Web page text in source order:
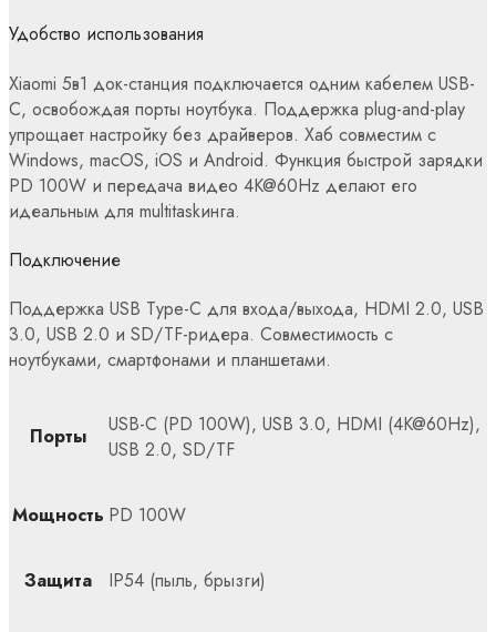
Удобство использования
Xiaomi 5в1 док-станция подключается одним кабелем USB-
C, освобождая порты ноутбука. Поддержка plug-and-play
упрощает настройку без драйверов. Хаб совместим с
Windows, macOS, iOS и Android. Функция быстрой зарядки
PD 100W и передача видео 4K@60Hz делают его
идеальным для multitaskинга.
Подключение
Поддержка USB Type-C для входа/выхода, HDMI 2.0, USB
3.0, USB 2.0 и SD/TF-ридера. Совместимость с
ноутбуками, смартфонами и планшетами.
Порты
USB-C (PD 100W), USB 3.0, HDMI (4K@60Hz),
USB 2.0, SD/TF
Мощность PD 100W
Защита IP54 (пыль, брызги)